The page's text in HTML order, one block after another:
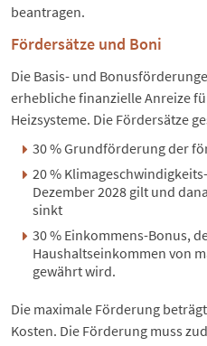
beantragen.
Fördersätze und Boni
Die Basis- und
erhebliche finanzielle Anreize
Heizsysteme. Die Fördersätze
30 % Grundförderung der
20 %
Dezember 2028 gilt und
sinkt
30 % Einkommens-Bonus,
Haushaltseinkommen von
gewährt wird.
Die maximale Förderung
Kosten. Die Förderung muss